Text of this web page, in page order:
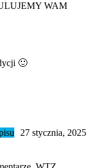
WAM
🙂
27 stycznia, 2025